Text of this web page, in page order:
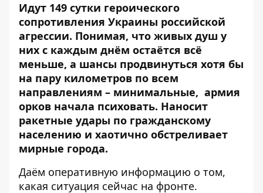
Идут 149 сутки героического
сопротивления Украины российской
агрессии. Понимая, что живых душ у
них с каждым днём ​​остаётся всё
меньше, а шансы продвинуться хотя бы
на пару километров по всем
направлениям – минимальные, армия
орков начала психовать. Наносит
ракетные удары по гражданскому
населению и хаотично обстреливает
мирные города.
Даём оперативную информацию о том,
какая ситуация сейчас на фронте.